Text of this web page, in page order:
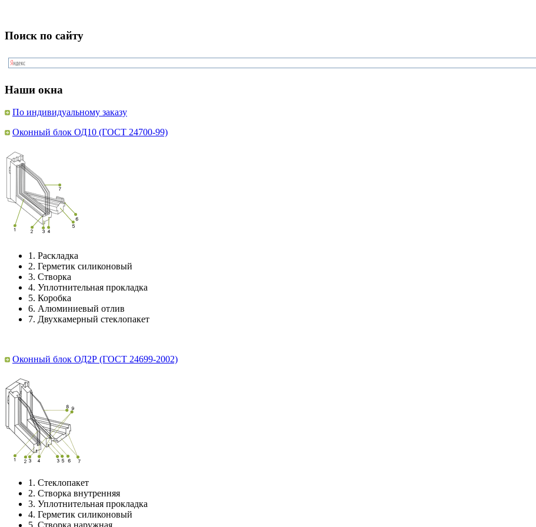
Поиск по сайту
Наши окна
По индивидуальному заказу
Оконный блок ОД10 (ГОСТ 24700-99)
1. Раскладка
2. Герметик силиконовый
3. Створка
4. Уплотнительная прокладка
5. Коробка
6. Алюминиевый отлив
7. Двухкамерный стеклопакет
Оконный блок ОД2Р (ГОСТ 24699-2002)
1. Стеклопакет
2. Створка внутренняя
3. Уплотнительная прокладка
4. Герметик силиконовый